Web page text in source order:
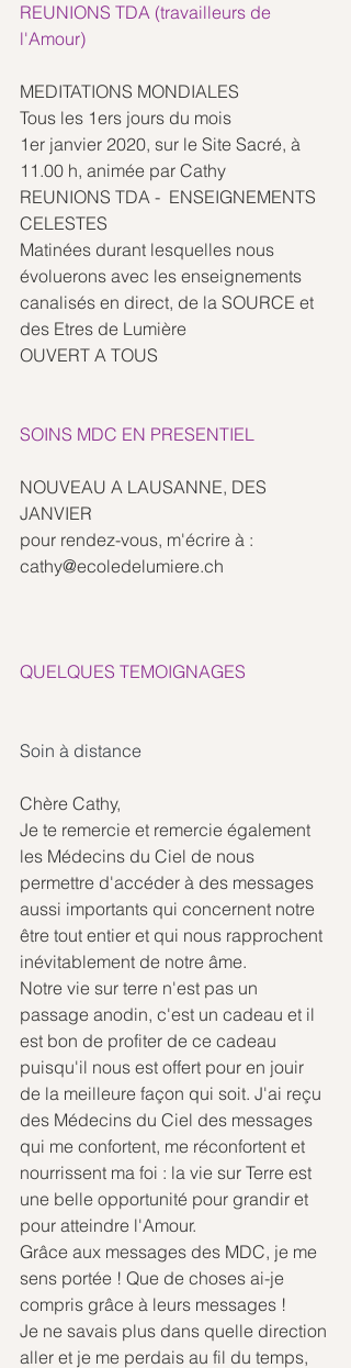
REUNIONS TDA (travailleurs de
l'Amour)
MEDITATIONS MONDIALES
Tous les 1ers jours du mois
1er janvier 2020, sur le Site Sacré, à
11.00 h, animée par Cathy
REUNIONS TDA -  ENSEIGNEMENTS
CELESTES
Matinées durant lesquelles nous
évoluerons avec les enseignements
canalisés en direct, de la SOURCE et
des Etres de Lumière
OUVERT A TOUS
SOINS MDC EN PRESENTIEL
NOUVEAU A LAUSANNE, DES
JANVIER
pour rendez-vous, m'écrire à :
cathy@ecoledelumiere.ch
QUELQUES TEMOIGNAGES
Soin à distance
Chère Cathy,
Je te remercie et remercie également
les Médecins du Ciel de nous
permettre d'accéder à des messages
aussi importants qui concernent notre
être tout entier et qui nous rapprochent
inévitablement de notre âme.
Notre vie sur terre n'est pas un
passage anodin, c'est un cadeau et il
est bon de profiter de ce cadeau
puisqu'il nous est offert pour en jouir
de la meilleure façon qui soit. J'ai reçu
des Médecins du Ciel des messages
qui me confortent, me réconfortent et
nourrissent ma foi : la vie sur Terre est
une belle opportunité pour grandir et
pour atteindre l'Amour.
Grâce aux messages des MDC, je me
sens portée ! Que de choses ai-je
compris grâce à leurs messages !
Je ne savais plus dans quelle direction
aller et je me perdais au fil du temps,